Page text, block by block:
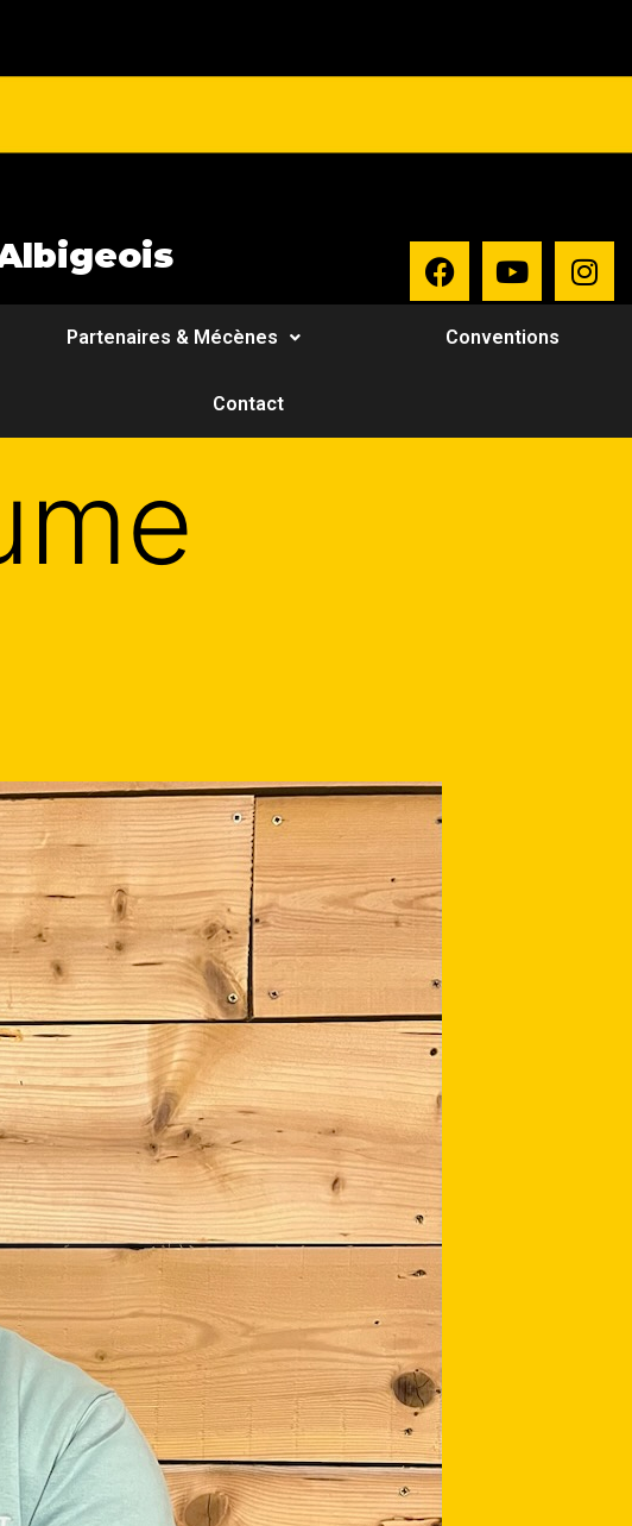
Partenaires & Mécènes Conventions
Contact